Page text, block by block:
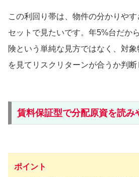
この利回り帯は、物件の分かりや
セットで見たいです。年5%台だか
険という単純な見方ではなく、対
を見てリスクリターンが合うか判断
賃料保証型で分配原資を読み
ポイント